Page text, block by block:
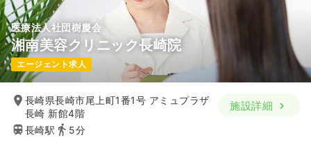
医療法人社団樹慶会
湘南美容クリニック長崎院
エージェント求人
長崎県長崎市尾上町1番1号 アミュプラザ
長崎 新館4階
長崎駅
5分
施設詳細